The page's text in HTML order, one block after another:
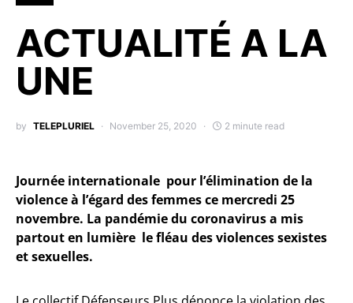
ACTUALITÉ A LA
UNE
by TELEPLURIEL November 25, 2020 2 minute read
Journée internationale pour l’élimination de la
violence à l’égard des femmes ce mercredi 25
novembre. La pandémie du coronavirus a mis
partout en lumière le fléau des violences sexistes
et sexuelles.